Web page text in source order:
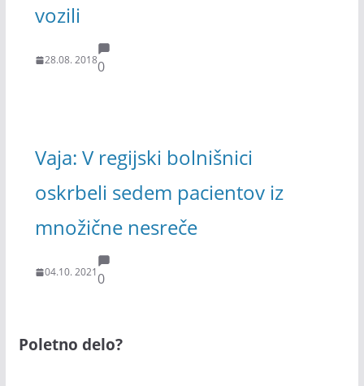
vozili
28.08. 20180
Vaja: V regijski bolnišnici
oskrbeli sedem pacientov iz
množične nesreče
04.10. 20210
Poletno delo?